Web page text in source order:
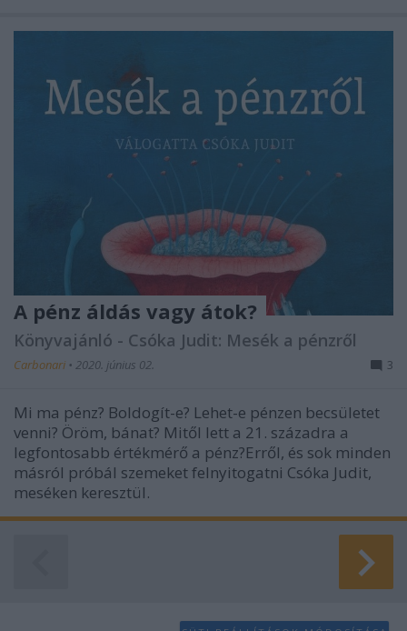
A pénz áldás vagy átok?
Könyvajánló - Csóka Judit: Mesék a pénzről
Carbonari • 2020. június 02. 3
Mi ma pénz? Boldogít-e? Lehet-e pénzen becsületet
venni? Öröm, bánat? Mitől lett a 21. századra a
legfontosabb értékmérő a pénz?Erről, és sok minden
másról próbál szemeket felnyitogatni Csóka Judit,
meséken keresztül.